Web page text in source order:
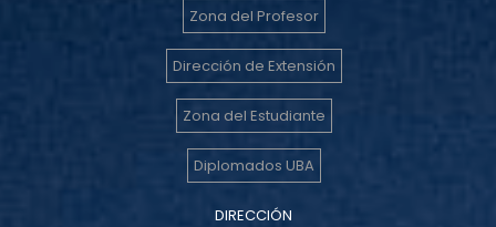
Zona del Profesor
Dirección de Extensión
Zona del Estudiante
Diplomados UBA
DIRECCIÓN